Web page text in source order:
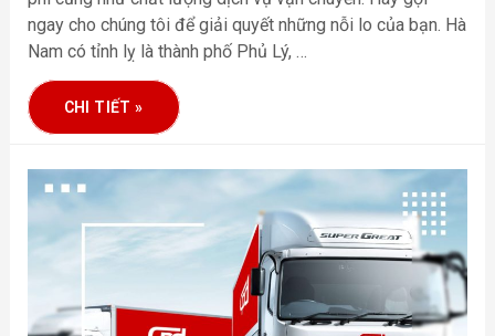
ngay cho chúng tôi để giải quyết những nỗi lo của bạn. Hà
Nam có tỉnh lỵ là thành phố Phủ Lý, …
CHI TIẾT »